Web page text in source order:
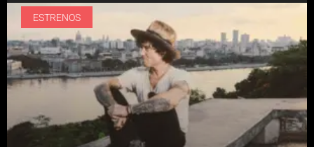
ESTRENOS